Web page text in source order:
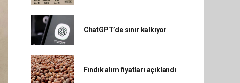
ChatGPT’de sınır kalkıyor
Fındık alım fiyatları açıklandı